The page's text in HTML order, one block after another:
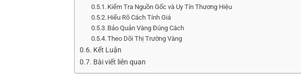
Kiểm Tra Nguồn Gốc và Uy Tín Thương Hiệu
Hiểu Rõ Cách Tính Giá
Bảo Quản Vàng Đúng Cách
Theo Dõi Thị Trường Vàng
Kết Luận
Bài viết liên quan